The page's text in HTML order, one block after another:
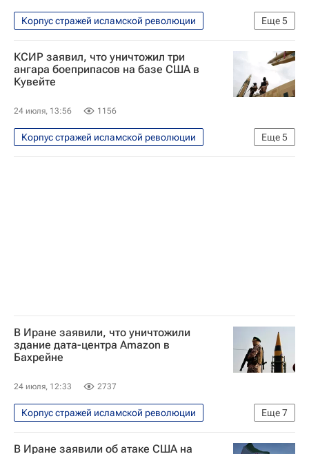
Еще5
Корпус стражей исламской революции
В мире
США
Иран
Великобритания
КСИР заявил, что уничтожил три
ангара боеприпасов на базе США в
Кувейте
24 июля, 13:56 1156
Еще5
Корпус стражей исламской революции
В мире
США
Кувейт
В Иране заявили, что уничтожили
здание дата-центра Amazon в
Бахрейне
24 июля, 12:33 2737
Еще7
Корпус стражей исламской революции
В мире
Иран
США
В Иране заявили об атаке США на